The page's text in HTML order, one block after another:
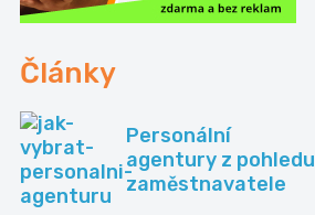
Články
Personální
agentury z pohledu
zaměstnavatele